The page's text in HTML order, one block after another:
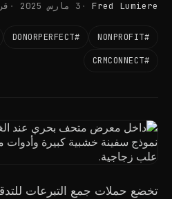
Fred Lumiere 3 مارس 2025
#NONPROFIT
#DONORPERFECT
#CRMCONNECT
تخضع حملات جمع التبرعات